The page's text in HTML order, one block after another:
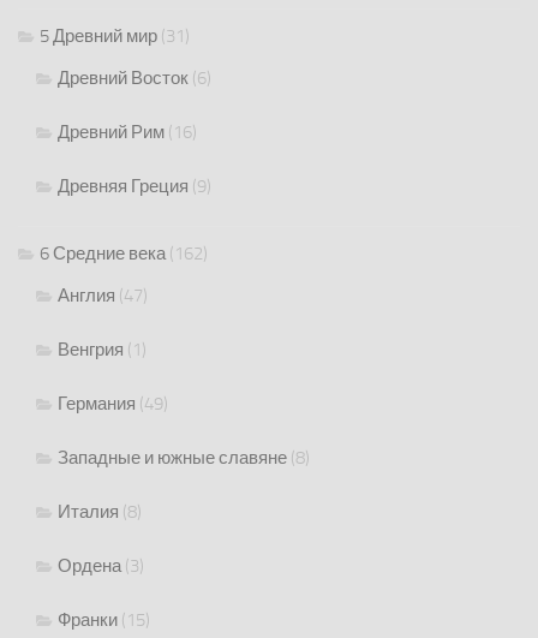
5 Древний мир (31)
Древний Восток (6)
Древний Рим (16)
Древняя Греция (9)
6 Средние века(162)
Англия (47)
Венгрия (1)
Германия (49)
Западные и южные славяне (8)
Италия (8)
Ордена(3)
Франки (15)